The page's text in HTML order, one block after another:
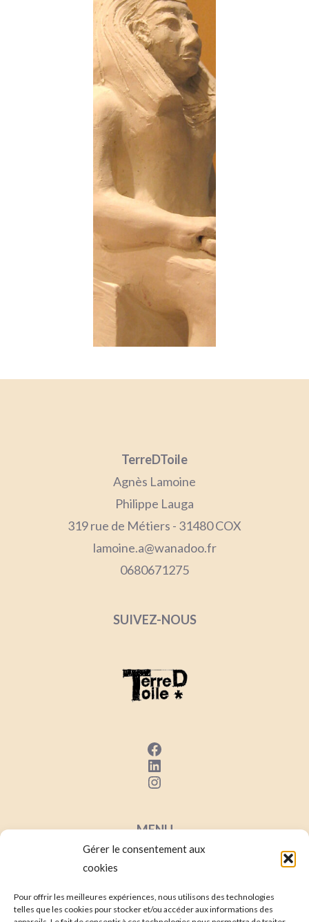
Gérer le consentement aux
cookies
Pour offrir les meilleures expériences, nous utilisons des technologies
telles que les cookies pour stocker et/ou accéder aux informations des
TerreDToile
Agnès Lamoine
Philippe Lauga
319 rue de Métiers - 31480 COX
lamoine.a@wanadoo.fr
0680671275
SUIVEZ-NOUS
Facebook
LinkedIn
Instagram
MENU
Mentions Légales
Conditions Générales de Ventes
Contact
Mon compte